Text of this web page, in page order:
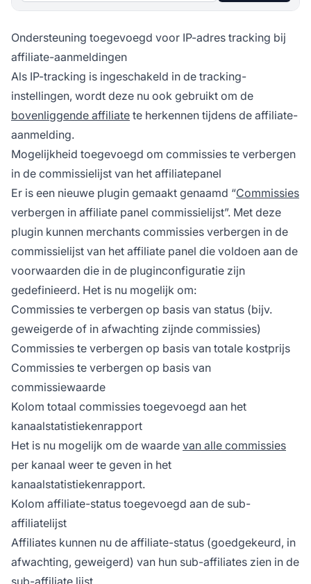
Ondersteuning toegevoegd voor IP-adres tracking bij
affiliate-aanmeldingen
Als IP-tracking is ingeschakeld in de tracking-
instellingen, wordt deze nu ook gebruikt om de
bovenliggende affiliate te herkennen tijdens de affiliate-
aanmelding.
Mogelijkheid toegevoegd om commissies te verbergen
in de commissielijst van het affiliatepanel
Er is een nieuwe plugin gemaakt genaamd “Commissies
verbergen in affiliate panel commissielijst”. Met deze
plugin kunnen merchants commissies verbergen in de
commissielijst van het affiliate panel die voldoen aan de
voorwaarden die in de pluginconfiguratie zijn
gedefinieerd. Het is nu mogelijk om:
Commissies te verbergen op basis van status (bijv.
geweigerde of in afwachting zijnde commissies)
Commissies te verbergen op basis van totale kostprijs
Commissies te verbergen op basis van
commissiewaarde
Kolom totaal commissies toegevoegd aan het
kanaalstatistiekenrapport
Het is nu mogelijk om de waarde van alle commissies
per kanaal weer te geven in het
kanaalstatistiekenrapport.
Kolom affiliate-status toegevoegd aan de sub-
affiliatelijst
Affiliates kunnen nu de affiliate-status (goedgekeurd, in
afwachting, geweigerd) van hun sub-affiliates zien in de
sub-affiliate lijst.